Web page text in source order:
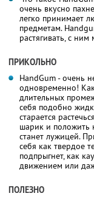
очень вкусно
легко принимает
предметам.
растягивать, с ним
ПРИКОЛЬНО
HandGum - очень
одновременно!
длительных
себя подобно
старается
шарик и положить
станет лужицей.
себя как твердое
подпрыгнет, как
движением или
ПОЛЕЗНО